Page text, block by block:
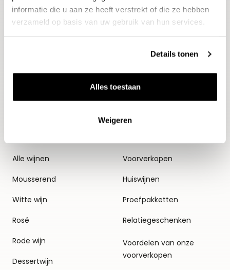
informatie die u aan ze heeft verstrekt of die ze hebben
verzameld op basis van uw gebruik van hun services.
Details tonen
Alles toestaan
Weigeren
Aanmelden
Alle wijnen
Mousserend
Witte wijn
Rosé
Rode wijn
Dessertwijn
Thema's
Voorverkopen
Huiswijnen
Proefpakketten
Relatiegeschenken
Voordelen van onze
voorverkopen